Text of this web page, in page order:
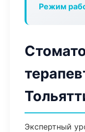
Режим
Экспертный